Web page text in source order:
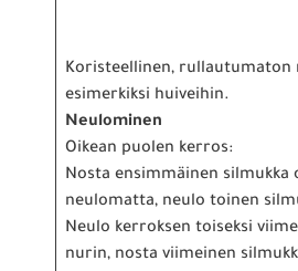
Koristeellinen, rullautumaton
esimerkiksi huiveihin.
Neulominen
Oikean puolen kerros:
Nosta ensimmäinen silmukka
neulomatta, neulo toinen
Neulo kerroksen toiseksi
nurin, nosta viimeinen